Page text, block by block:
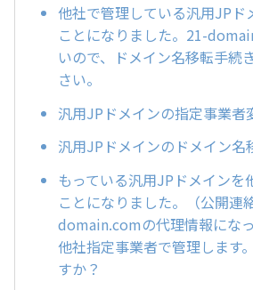
他社で管理している汎用JPド
ことになりました。21-
いので、ドメイン名移転手続
さい。
汎用JPドメインの指定事業者
汎用JPドメインのドメイン名
もっている汎用JPドメインを
ことになりました。（公開連
domain.comの代理情報にな
他社指定事業者で管理します
すか？